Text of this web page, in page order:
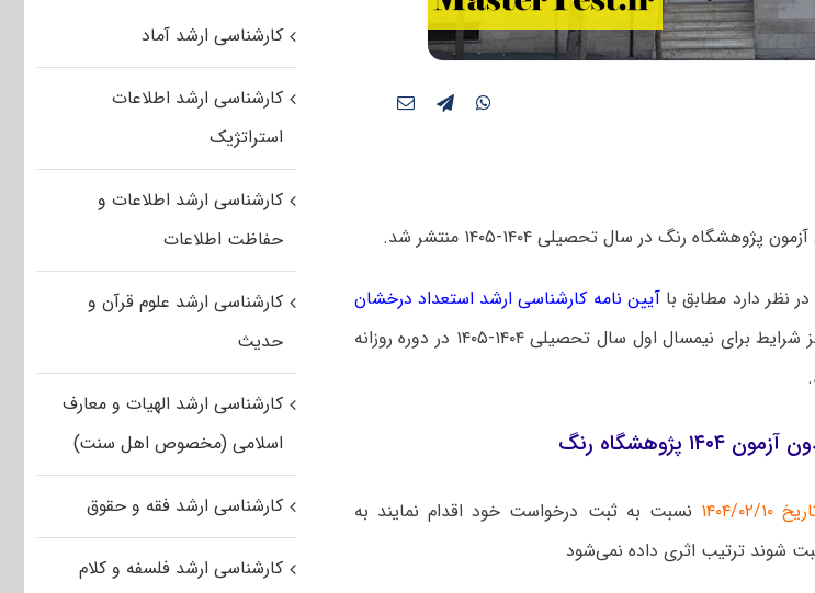
رنگ در سال تحصیلی ۱۴۰۴-۱۴۰۵ منتشر شد.
نظر دارد مطابق باآیین نامه کارشناسی ارشد استعداد درخشان
از بین برگزیدگان علمی کارشناسی حائز شرایط برای نیمسال اول سال تحصیلی ۱۴۰۴-۱۴۰۵ در دوره روزانه
رنگ
۰۲/۱۰
نسبت به ثبت درخواست خود اقدام نمایند به
شوند ترتیب اثری داده نمی‌شود
کارشناسی ارشد آماد
کارشناسی ارشد اطلاعات
استراتژیک
کارشناسی ارشد اطلاعات و
حفاظت اطلاعات
کارشناسی ارشد علوم قرآن و
حدیث
کارشناسی ارشد الهیات و معارف
اسلامی (مخصوص اهل سنت)
کارشناسی ارشد فقه و حقوق
کارشناسی ارشد فلسفه و کلام